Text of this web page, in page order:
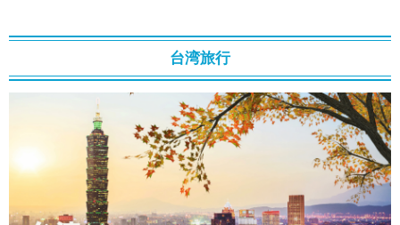
04/13 Trip.com) ホテル 最大2,500円OFFクーポン
Trip.com) 海外航空券 最大2,500円OFFクーポン
HIS) JAL/ANA限定 最大15,000円OFFセール
HIS) オーストラリア添乗員同行ツアー 最大15,000円OFFクー
04/11 JTB) 海外ツアータイムセール
サプライス) 海外航空券 3,000円OFFクーポン
台湾旅行